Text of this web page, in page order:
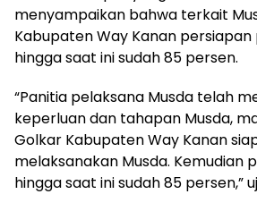
menyampaikan bahwa terkait
Kabupaten Way Kanan persiapan
hingga saat ini sudah 85 persen.
“Panitia pelaksana Musda telah
keperluan dan tahapan Musda,
Golkar Kabupaten Way Kanan
melaksanakan Musda. Kemudian
hingga saat ini sudah 85 persen,”